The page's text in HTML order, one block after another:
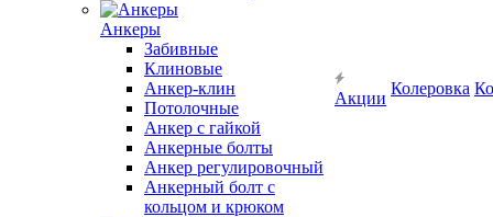
Анкеры
Забивные
Клиновые
Анкер-клин
Потолочные
Анкер с гайкой
Анкерные болты
Анкер регулировочный
Анкерный болт с
кольцом и крюком
Акции
Колеровка